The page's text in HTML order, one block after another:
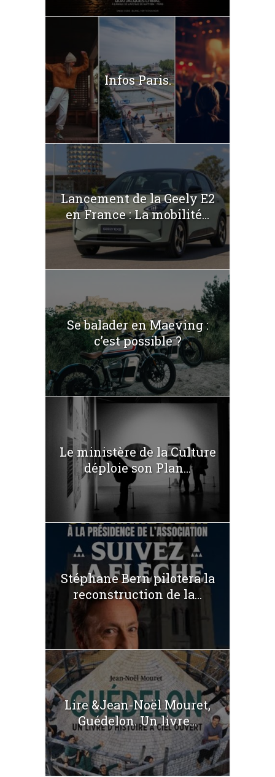
Infos Paris.
Lancement de la Geely E2
en France : La mobilité...
Se balader en Maeving :
c’est possible ?
Le ministère de la Culture
déploie son Plan...
Stéphane Bern pilotera la
reconstruction de la...
Lire &Jean-Noël Mouret,
Guédelon. Un livre...